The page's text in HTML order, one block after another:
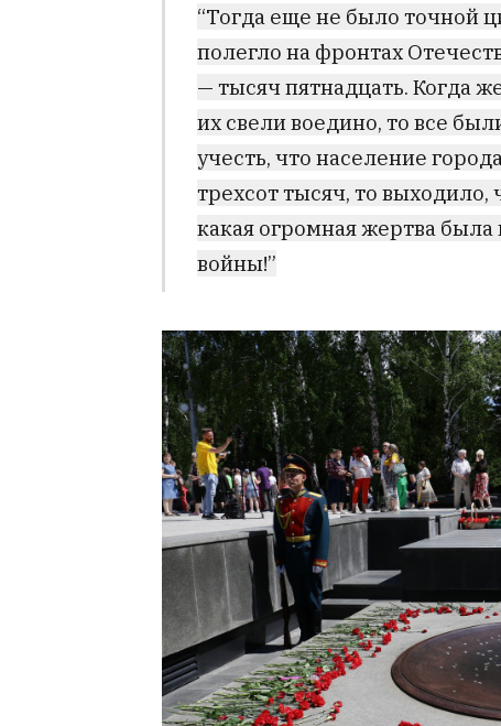
“Тогда еще не было точной
полегло на фронтах
— тысяч пятнадцать. Когда
их свели воедино, то все
учесть, что население
трехсот тысяч, то
какая огромная жертва
войны!”